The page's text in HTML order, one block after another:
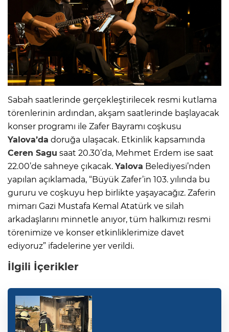
Sabah saatlerinde gerçekleştirilecek resmi kutlama
törenlerinin ardından, akşam saatlerinde başlayacak
konser programı ile Zafer Bayramı coşkusu
Yalova’da doruğa ulaşacak. Etkinlik kapsamında
Ceren Sagu saat 20.30’da, Mehmet Erdem ise saat
22.00’de sahneye çıkacak. Yalova Belediyesi’nden
yapılan açıklamada, “Büyük Zafer’in 103. yılında bu
gururu ve coşkuyu hep birlikte yaşayacağız. Zaferin
mimarı Gazi Mustafa Kemal Atatürk ve silah
arkadaşlarını minnetle anıyor, tüm halkımızı resmi
törenimize ve konser etkinliklerimize davet
ediyoruz” ifadelerine yer verildi.
İlgili İçerikler